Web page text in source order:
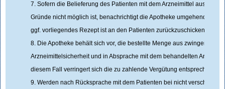
7. Sofern die Belieferung des Patienten mit dem Arzneimittel aus
Gründe nicht möglich ist, benachrichtigt die Apotheke umgehend den
ggf. vorliegendes Rezept ist an den Patienten zurückzuschicken.
8. Die Apotheke behält sich vor, die bestellte Menge aus zwingenden
Arzneimittelsicherheit und in Absprache mit dem behandelten Arzt zu
diesem Fall verringert sich die zu zahlende Vergütung entsprechend.
9. Werden nach Rücksprache mit dem Patienten bei nicht